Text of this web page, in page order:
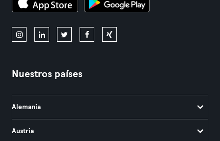
Nuestros países
Alemania
Austria